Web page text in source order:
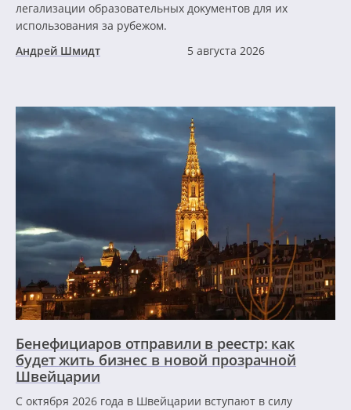
легализации образовательных документов для их
использования за рубежом.
Андрей Шмидт
5 августа 2026
Бенефициаров отправили в реестр: как
будет жить бизнес в новой прозрачной
Швейцарии
С октября 2026 года в Швейцарии вступают в силу